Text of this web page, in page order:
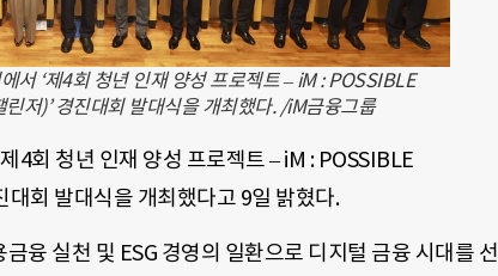
서 ‘제4회 청년 인재 양성 프로젝트 – iM : POSSIBLE
저)’ 경진대회 발대식을 개최했다. /iM금융그룹
4회 청년 인재 양성 프로젝트 – iM : POSSIBLE
회 발대식을 개최했다고 9일 밝혔다.
융 실천 및 ESG 경영의 일환으로 디지털 금융 시대를 선